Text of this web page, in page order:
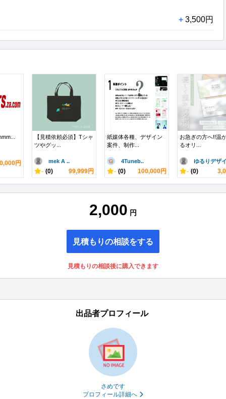
+ 3,500円
円
【見積依頼必須】Tシャ
ツやグッ...
mek A ..
- (0) 99,999円
紙媒体各種、デザイン
案件、制作...
4Tuneb..
- (0) 100,000円
お急ぎの方へ!!温
るオリ...
ゆるりデザ
- (0)
2,000 円
見積もりの相談をする
見積もりの相談後に購入できます
出品者プロフィール
さめです
プロフィール詳細へ